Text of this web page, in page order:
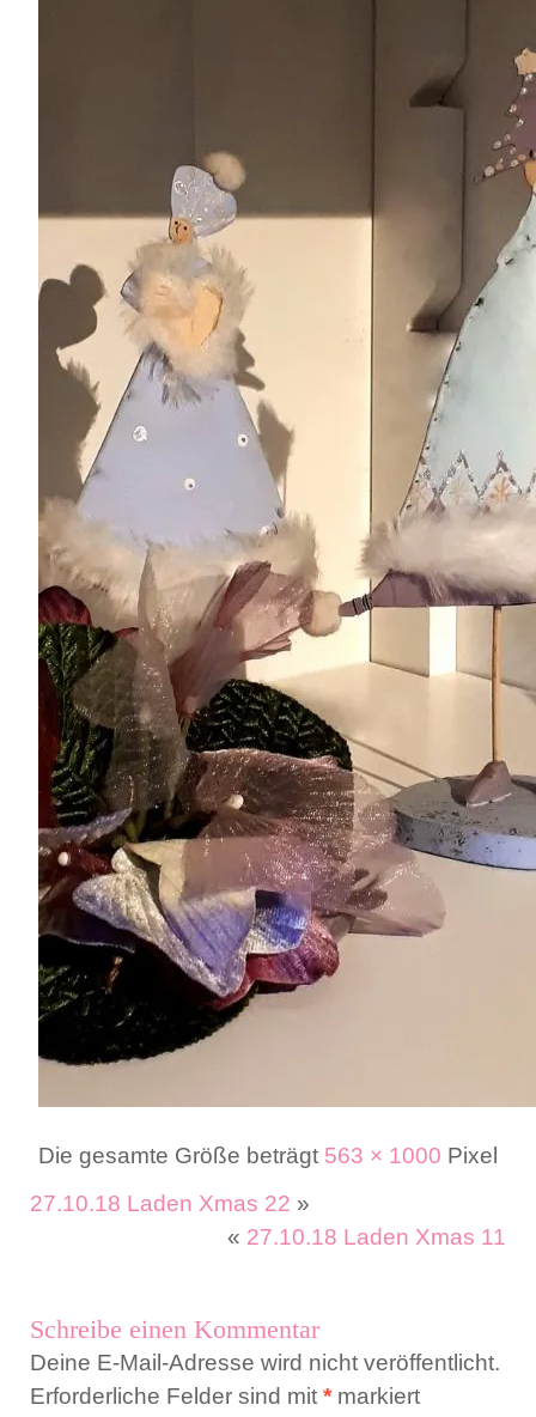
Die gesamte Größe beträgt 563 × 1000 Pixel
27.10.18 Laden Xmas 22 »
« 27.10.18 Laden Xmas 11
Schreibe einen Kommentar
Deine E-Mail-Adresse wird nicht veröffentlicht.
Erforderliche Felder sind mit *markiert